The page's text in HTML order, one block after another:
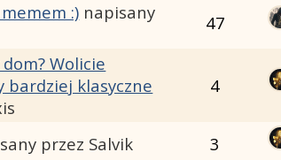
:) napisany
47
Wolicie
bardziej klasyczne
4
przez Salvik 3